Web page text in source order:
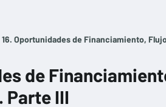
16. Oportunidades de Financiamiento,
de
III